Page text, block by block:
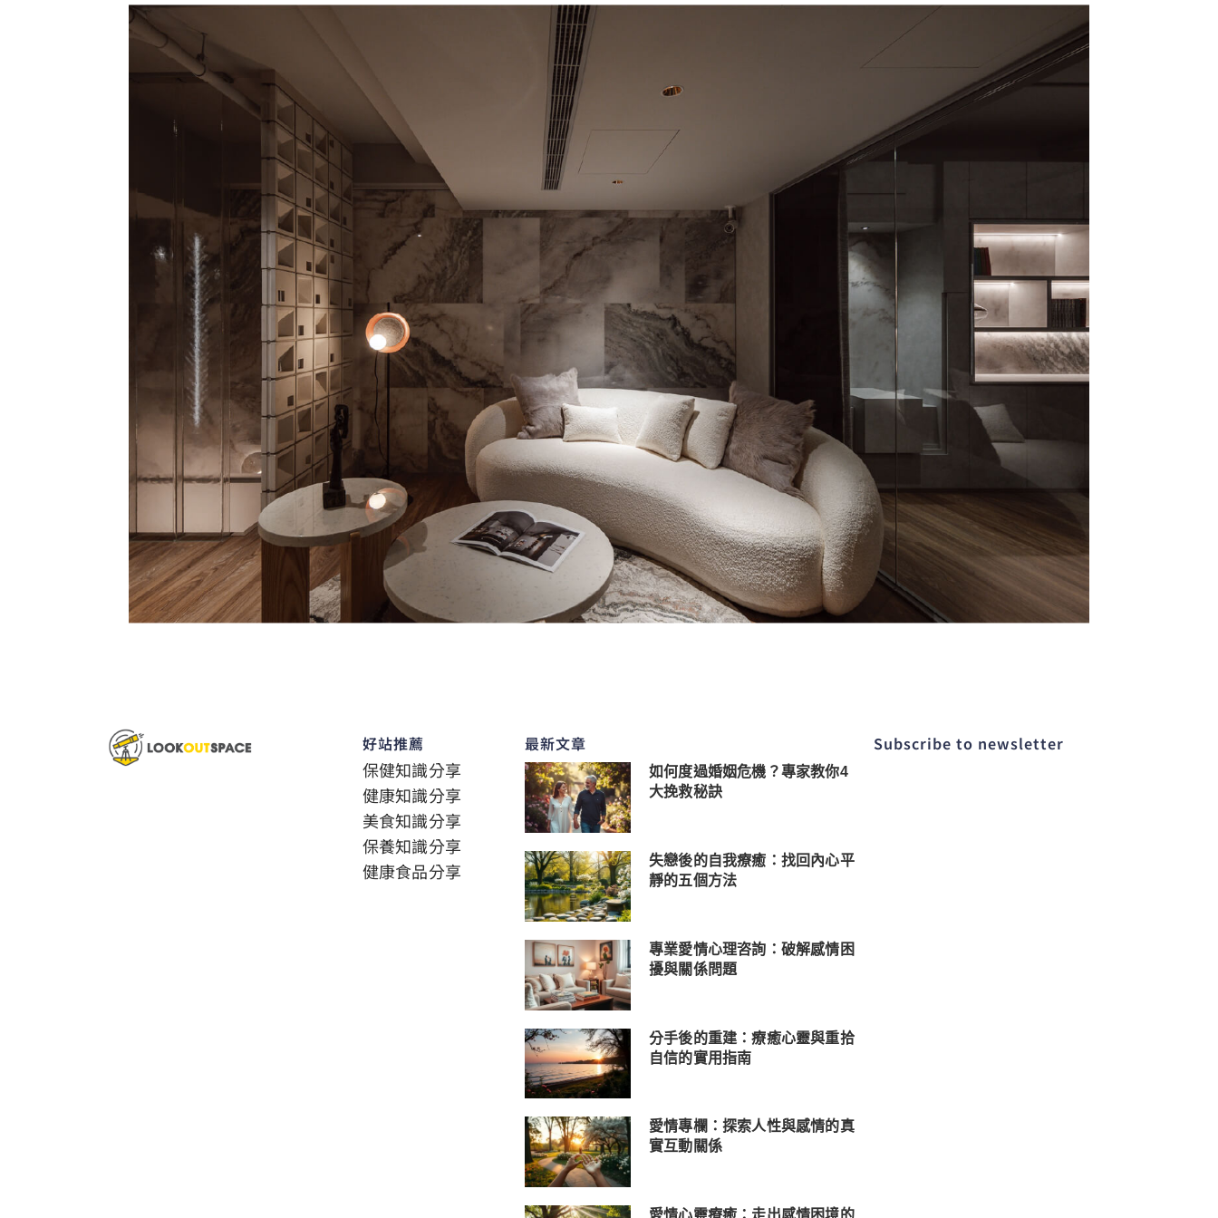
好站推薦
保健知識分享
健康知識分享
美食知識分享
保養知識分享
健康食品分享
最新文章
如何度過婚姻危機？專家教你4
大挽救秘訣
失戀後的自我療癒：找回內心平
靜的五個方法
專業愛情心理咨詢：破解感情困
擾與關係問題
分手後的重建：療癒心靈與重拾
自信的實用指南
愛情專欄：探索人性與感情的真
實互動關係
Subscribe to newsletter​